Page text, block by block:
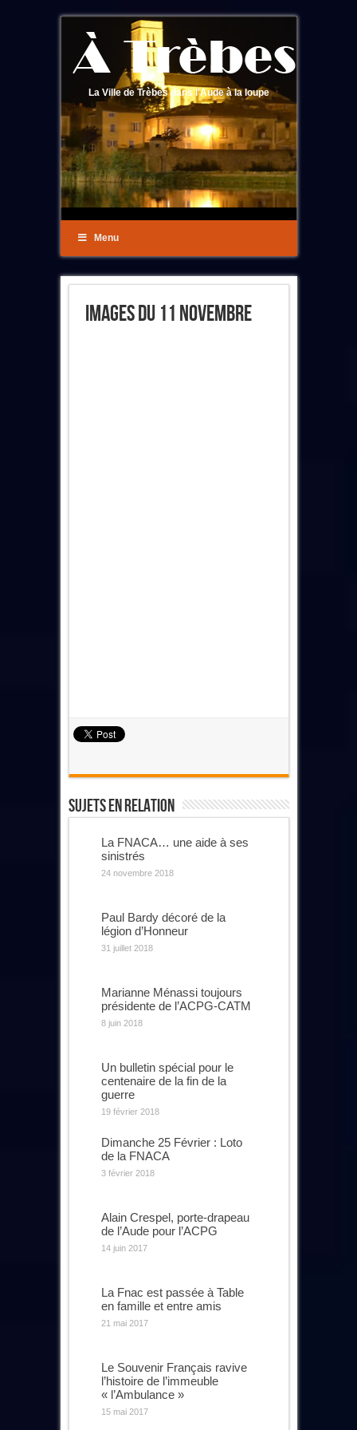
La Ville de Trèbes dans l'Aude à la loupe
Menu
Images Du 11 Novembre
Sujets En Relation
La FNACA… une aide à ses
sinistrés
24 novembre 2018
Paul Bardy décoré de la
légion d’Honneur
31 juillet 2018
Marianne Ménassi toujours
présidente de l’ACPG-CATM
8 juin 2018
Un bulletin spécial pour le
centenaire de la fin de la
guerre
19 février 2018
Dimanche 25 Février : Loto
de la FNACA
3 février 2018
Alain Crespel, porte-drapeau
de l’Aude pour l’ACPG
14 juin 2017
La Fnac est passée à Table
en famille et entre amis
21 mai 2017
Le Souvenir Français ravive
l’histoire de l’immeuble
« l’Ambulance »
15 mai 2017